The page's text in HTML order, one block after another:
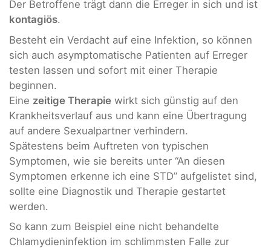
Der Betroffene trägt dann die Erreger in sich und ist
kontagiös.
Besteht ein Verdacht auf eine Infektion, so können
sich auch asymptomatische Patienten auf Erreger
testen lassen und sofort mit einer Therapie
beginnen.
Eine zeitige Therapie wirkt sich günstig auf den
Krankheitsverlauf aus und kann eine Übertragung
auf andere Sexualpartner verhindern.
Spätestens beim Auftreten von typischen
Symptomen, wie sie bereits unter “An diesen
Symptomen erkenne ich eine STD” aufgelistet sind,
sollte eine Diagnostik und Therapie gestartet
werden.
So kann zum Beispiel eine nicht behandelte
Chlamydieninfektion im schlimmsten Falle zur